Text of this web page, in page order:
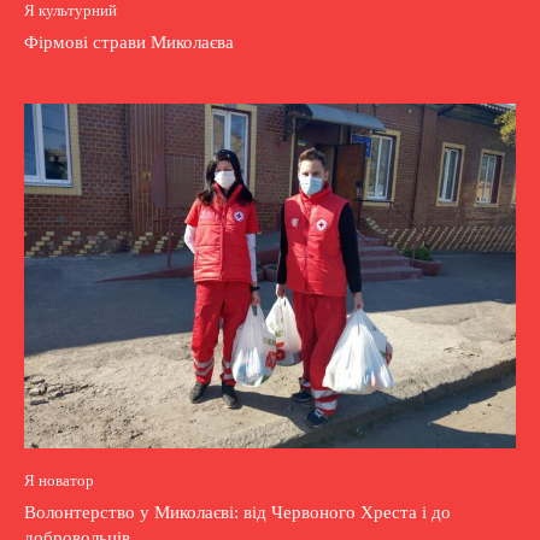
Я культурний
Фірмові страви Миколаєва
Я новатор
Волонтерство у Миколаєві: від Червоного Хреста і до